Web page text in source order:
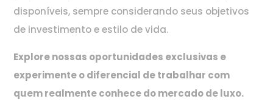
disponíveis, sempre considerando seus objetivos
de investimento e estilo de vida.
Explore nossas oportunidades exclusivas e
experimente o diferencial de trabalhar com
quem realmente conhece do mercado de luxo.